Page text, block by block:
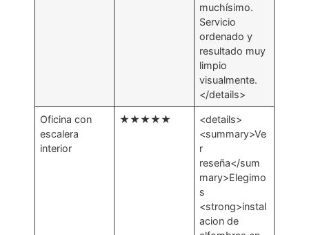
muchísimo.
Servicio
ordenado y
resultado muy
limpio
visualmente.
</details>
Oficina con
escalera
interior
★★★★★
<details>
<summary>Ve
r
reseña</sum
mary>Elegimo
s
<strong>instal
acion de